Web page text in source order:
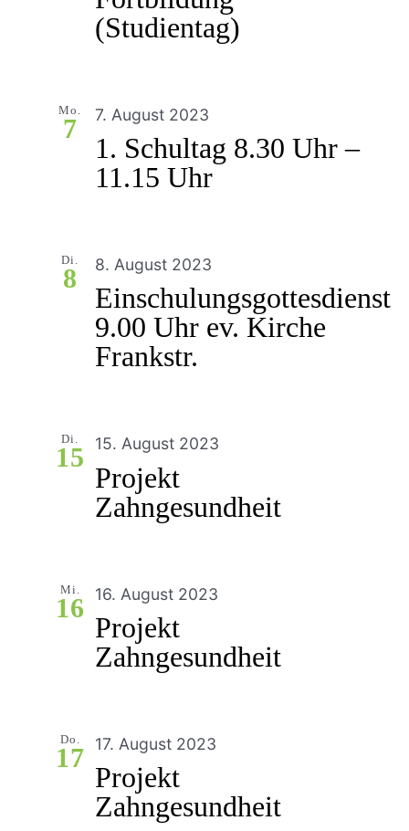
(Studientag)
Mo.
7 7. August 2023
1. Schultag 8.30 Uhr –
11.15 Uhr
Di.
8 8. August 2023
Einschulungsgottesdienst
9.00 Uhr ev. Kirche
Frankstr.
Di.
15 15. August 2023
Projekt
Zahngesundheit
Mi.
16 16. August 2023
Projekt
Zahngesundheit
Do.
17 17. August 2023
Projekt
Zahngesundheit